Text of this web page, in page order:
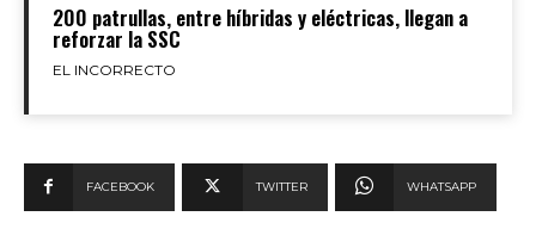
200 patrullas, entre híbridas y eléctricas, llegan a
reforzar la SSC
EL INCORRECTO
FACEBOOK TWITTER WHATSAPP